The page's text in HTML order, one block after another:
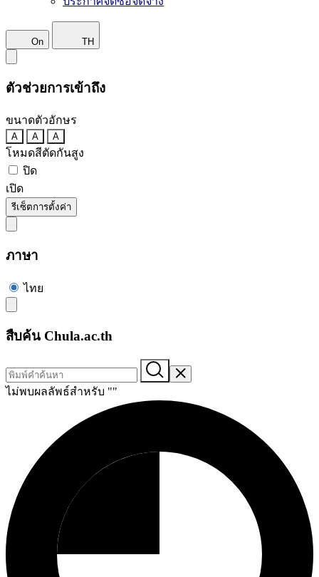
On TH
ตัวช่วยการเข้าถึง
ขนาดตัวอักษร
A A A
โหมดสีตัดกันสูง
ปิด
เปิด
รีเซ็ตการตั้งค่า
ภาษา
ไทย
สืบค้น Chula.ac.th
ไม่พบผลลัพธ์สำหรับ ""